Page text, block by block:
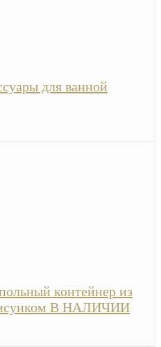
для ванной
контейнер из
В НАЛИЧИИ